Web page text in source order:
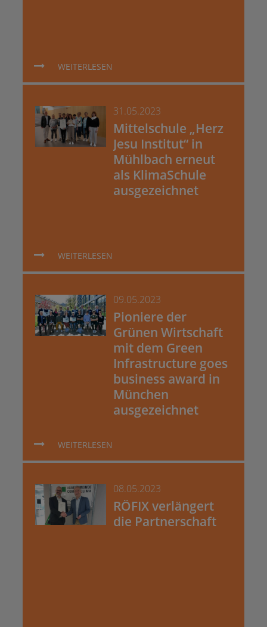
WEITERLESEN
31.05.2023
Mittelschule „Herz
Jesu Institut“ in
Mühlbach erneut
als KlimaSchule
ausgezeichnet
WEITERLESEN
09.05.2023
Pioniere der
Grünen Wirtschaft
mit dem Green
Infrastructure goes
business award in
München
ausgezeichnet
WEITERLESEN
08.05.2023
RÖFIX verlängert
die Partnerschaft